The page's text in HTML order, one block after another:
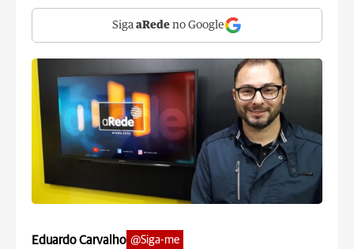
Siga aRede no Google
Eduardo Carvalho @Siga-me